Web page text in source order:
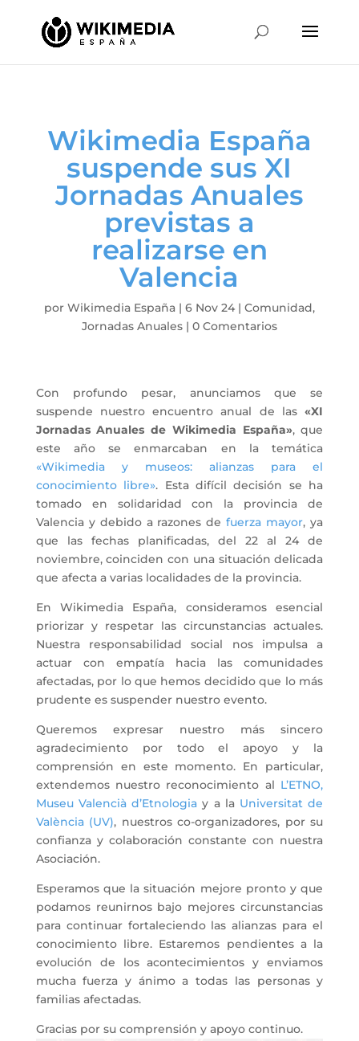
Wikimedia España
suspende sus XI
Jornadas Anuales
previstas a
realizarse en
Valencia
por Wikimedia España| 6 Nov 24| Comunidad,
Jornadas Anuales| 0 Comentarios
Con profundo pesar, anunciamos que se
suspende nuestro encuentro anual de las«XI
Jornadas Anuales de Wikimedia España», que
este año se enmarcaban en la temática
«Wikimedia y museos: alianzas para el
conocimiento libre». Esta difícil decisión se ha
tomado en solidaridad con la provincia de
Valencia y debido a razones defuerza mayor, ya
que las fechas planificadas, del 22 al 24 de
noviembre, coinciden con una situación delicada
que afecta a varias localidades de la provincia.
En Wikimedia España, consideramos esencial
priorizar y respetar las circunstancias actuales.
Nuestra responsabilidad social nos impulsa a
actuar con empatía hacia las comunidades
afectadas, por lo que hemos decidido que lo más
prudente es suspender nuestro evento.
Queremos expresar nuestro más sincero
agradecimiento por todo el apoyo y la
comprensión en este momento. En particular,
extendemos nuestro reconocimiento al L’ETNO,
Museu Valencià d’Etnologia y a la Universitat de
València (UV), nuestros co-organizadores, por su
confianza y colaboración constante con nuestra
Asociación.
Esperamos que la situación mejore pronto y que
podamos reunirnos bajo mejores circunstancias
para continuar fortaleciendo las alianzas para el
conocimiento libre. Estaremos pendientes a la
evolución de los acontecimientos y enviamos
mucha fuerza y ánimo a todas las personas y
familias afectadas.
Gracias por su comprensión y apoyo continuo.